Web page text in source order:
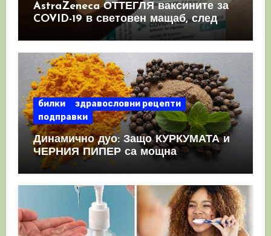
AstraZeneca ОТТЕГЛЯ ваксините за
COVID-19 в световен мащаб, след
като призна, че те причиняват
билки
здравословни рецепти
подправки
Динамично дуо: Защо КУРКУМАТА и
ЧЕРНИЯ ПИПЕР са мощна
комбинация